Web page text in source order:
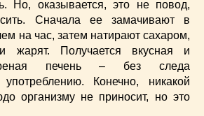
Но, оказывается, это не повод,
Сначала ее замачивают в
на час, затем натирают сахаром,
жарят. Получается вкусная и
печень – без следа
Конечно, никакой
организму не приносит, но это